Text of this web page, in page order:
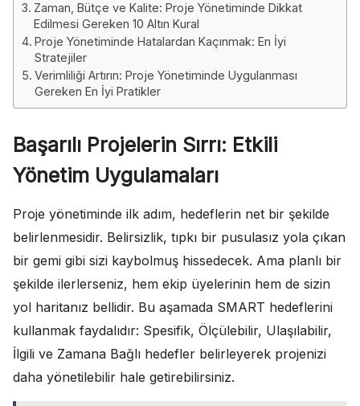
Zaman, Bütçe ve Kalite: Proje Yönetiminde Dikkat
Edilmesi Gereken 10 Altın Kural
Proje Yönetiminde Hatalardan Kaçınmak: En İyi
Stratejiler
Verimliliği Artırın: Proje Yönetiminde Uygulanması
Gereken En İyi Pratikler
Başarılı Projelerin Sırrı: Etkili
Yönetim Uygulamaları
Proje yönetiminde ilk adım, hedeflerin net bir şekilde
belirlenmesidir. Belirsizlik, tıpkı bir pusulasız yola çıkan
bir gemi gibi sizi kaybolmuş hissedecek. Ama planlı bir
şekilde ilerlerseniz, hem ekip üyelerinin hem de sizin
yol haritanız bellidir. Bu aşamada SMART hedeflerini
kullanmak faydalıdır: Spesifik, Ölçülebilir, Ulaşılabilir,
İlgili ve Zamana Bağlı hedefler belirleyerek projenizi
daha yönetilebilir hale getirebilirsiniz.